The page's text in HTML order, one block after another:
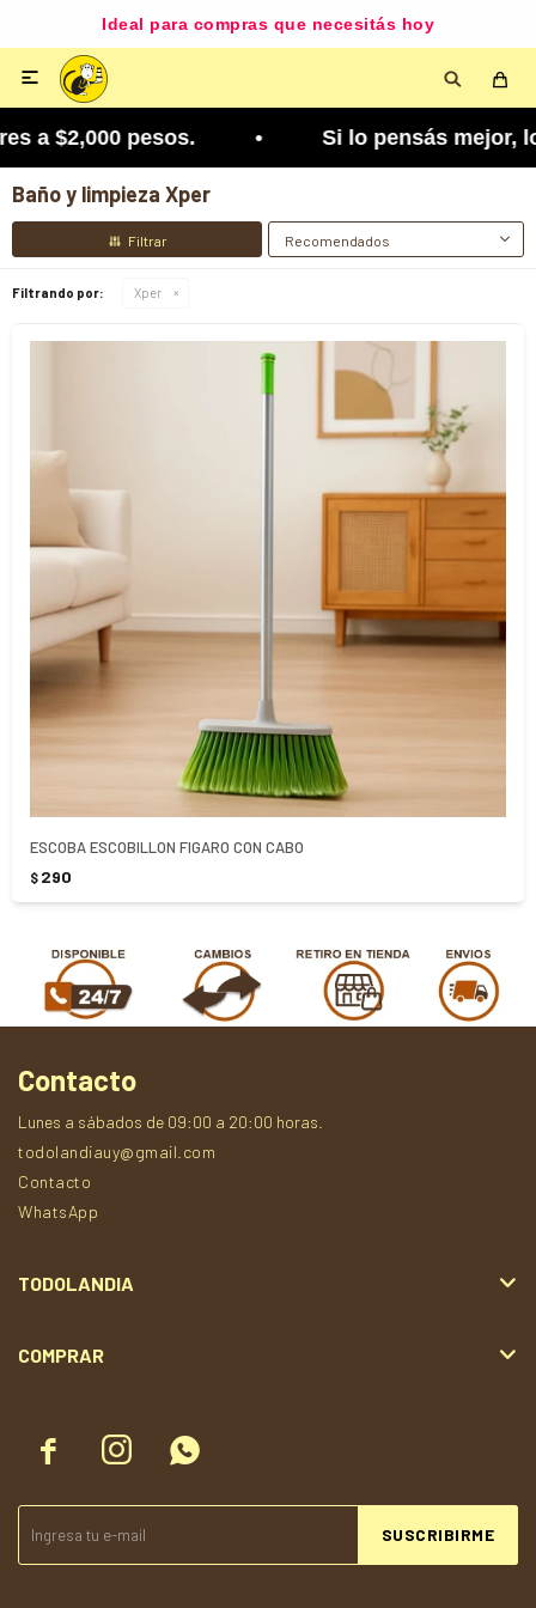
Ideal para compras que necesitás hoy

a $2,000 pesos. • Si lo pensás mejor, lo
Baño y limpieza Xper
Recomendados
Filtrando por: Xper
ESCOBA ESCOBILLON FIGARO CON CABO
$ 290
  
SUSCRIBIRME
Contacto
Lunes a sábados de 09:00 a 20:00 horas.
todolandiauy@gmail.com
Contacto
WhatsApp
TODOLANDIA
COMPRAR